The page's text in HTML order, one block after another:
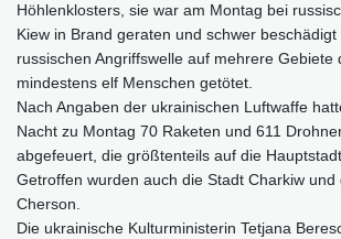
Höhlenklosters, sie war am Montag bei
Kiew in Brand geraten und schwer
russischen Angriffswelle auf mehrere Gebiete
mindestens elf Menschen getötet.
Nach Angaben der ukrainischen Luftwaffe
Nacht zu Montag 70 Raketen und 611
abgefeuert, die größtenteils auf die
Getroffen wurden auch die Stadt Charkiw und
Cherson.
Die ukrainische Kulturministerin Tetjana